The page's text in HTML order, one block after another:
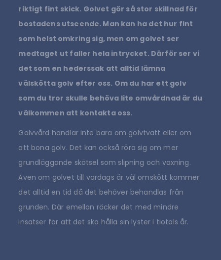
riktigt fint skick. Golvet gör så stor skillnad för
bostadens utseende. Man kan ha det hur fint
som helst omkring sig, men om golvet ser
medtaget ut faller hela intrycket. Därför ser vi
det som en hederssak att alltid lämna
välskötta golv efter oss. Om du har ett golv
som du tror skulle behöva lite omvårdnad är du
välkommen att kontakta oss.
Golvvård handlar inte bara om golvtvätt eller om
att bona golv. Det kan också röra sig om mer
grundläggande skötsel som slipning och vaxning.
Även om golvet till vardags är väl omskött kommer
det alltid en tid då det behöver behandlas från
grunden. Där emellan räcker det med mindre
insatser för att det ska hålla sin lyster i tiotals år.